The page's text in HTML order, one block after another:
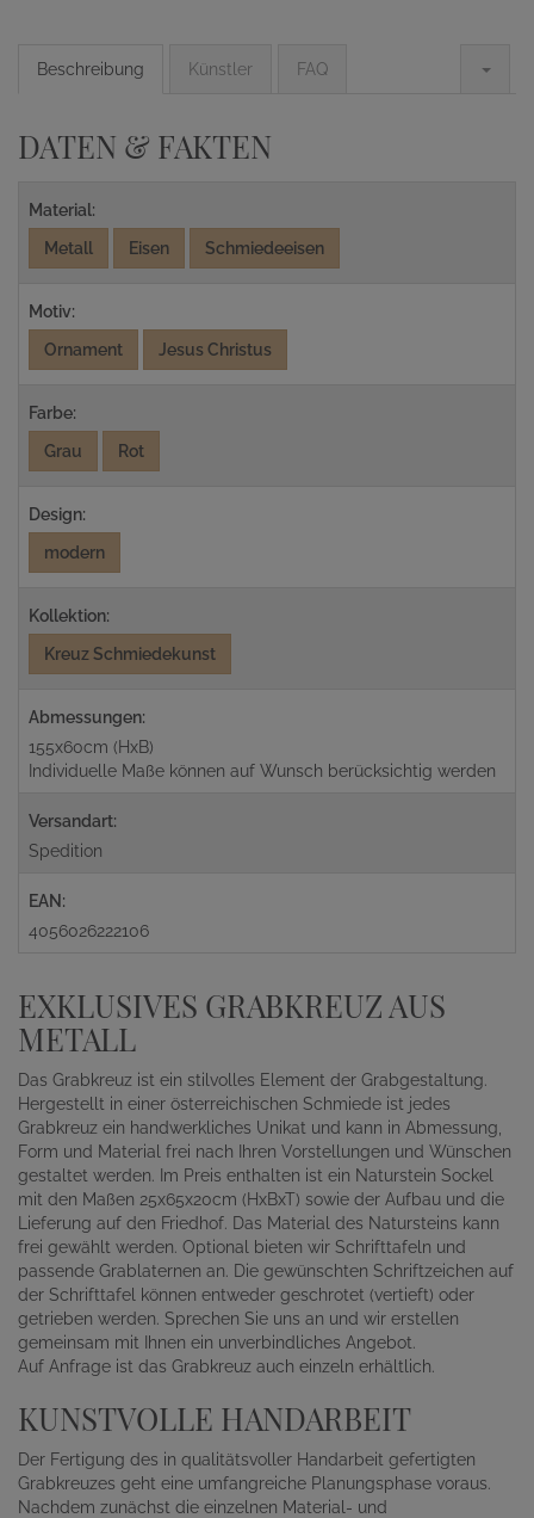
Beschreibung Künstler FAQ
DATEN & FAKTEN
Material:
Metall
Eisen Schmiedeeisen
Motiv:
Ornament
Jesus Christus
Farbe:
Grau
Rot
Design:
modern
Kollektion:
Kreuz Schmiedekunst
Abmessungen:
155x60cm (HxB)
Individuelle Maße können auf Wunsch berücksichtig werden
Versandart:
Spedition
EAN:
4056026222106
EXKLUSIVES GRABKREUZ AUS
METALL
Das Grabkreuz ist ein stilvolles Element der Grabgestaltung.
Hergestellt in einer österreichischen Schmiede ist jedes
Grabkreuz ein handwerkliches Unikat und kann in Abmessung,
Form und Material frei nach Ihren Vorstellungen und Wünschen
gestaltet werden. Im Preis enthalten ist ein Naturstein Sockel
mit den Maßen 25x65x20cm (HxBxT) sowie der Aufbau und die
Lieferung auf den Friedhof. Das Material des Natursteins kann
frei gewählt werden. Optional bieten wir Schrifttafeln und
passende Grablaternen an. Die gewünschten Schriftzeichen auf
der Schrifttafel können entweder geschrotet (vertieft) oder
getrieben werden. Sprechen Sie uns an und wir erstellen
gemeinsam mit Ihnen ein unverbindliches Angebot.
Auf Anfrage ist das Grabkreuz auch einzeln erhältlich.
KUNSTVOLLE HANDARBEIT
Der Fertigung des in qualitätsvoller Handarbeit gefertigten
Grabkreuzes geht eine umfangreiche Planungsphase voraus.
Nachdem zunächst die einzelnen Material- und